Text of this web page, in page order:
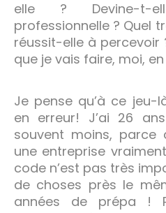
elle ? Devine-t-
professionnelle ? Quel
réussit-elle à percevoir
que je vais faire, moi,
Je pense qu’à ce jeu-
en erreur! J’ai 26
souvent moins, parce
une entreprise
code n’est pas très
de choses près le
années de prépa !